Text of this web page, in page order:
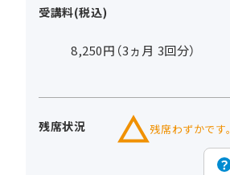
受講料(税込)
8,250円（3ヵ月 3回分）
残席状況 残席わずかです。